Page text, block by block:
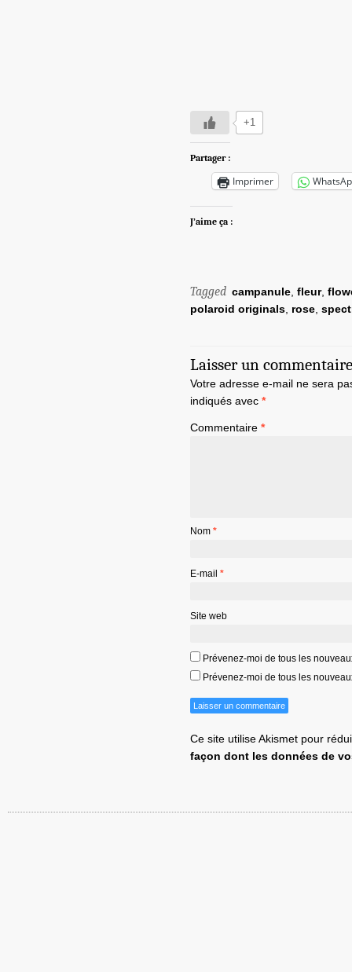
+1
Partager :
Imprimer
J’aime ça :
Tagged campanule fleur,
polaroid originals rose
Laisser un commentaire
Votre adresse e-mail ne sera
indiqués avec *
Commentaire *
Nom *
E-mail *
Site web
Prévenez-moi de tous les
Prévenez-moi de tous les
Ce site utilise Akismet pour
façon dont les données de